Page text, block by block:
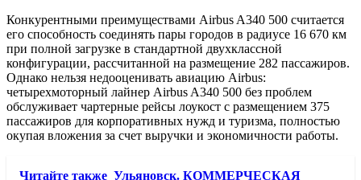
Конкурентными преимуществами Airbus A340 500 считается
его способность соединять пары городов в радиусе 16 670 км
при полной загрузке в стандартной двухклассной
конфигурации, рассчитанной на размещение 282 пассажиров.
Однако нельзя недооценивать авиацию Airbus:
четырехмоторный лайнер Airbus A340 500 без проблем
обслуживает чартерные рейсы лоукост с размещением 375
пассажиров для корпоративных нужд и туризма, полностью
окупая вложения за счет выручки и экономичности работы.
Читайте также Ульяновск. КОММЕРЧЕСКАЯ